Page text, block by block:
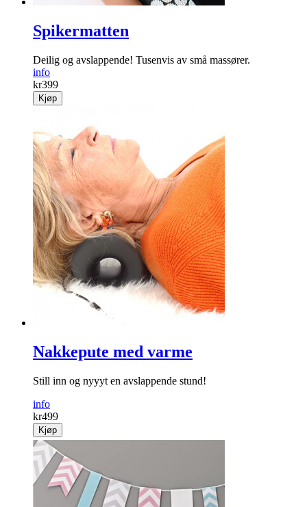
Spikermatten
Deilig og avslappende! Tusenvis av små massører.
info
kr399
Kjøp
Nakkepute med varme
Still inn og nyyyt en avslappende stund!
info
kr499
Kjøp